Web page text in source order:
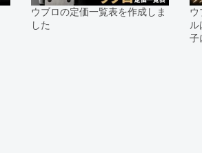
※表示の定価は、入荷時の価格となっており
現在の定価と異なる場合がございますのでご
ウブロの定価一覧表を作成しま
した
ウ
子